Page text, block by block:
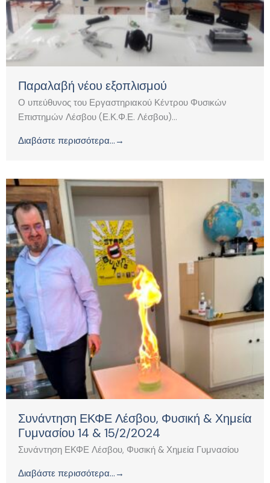
Παραλαβή νέου εξοπλισμού
Ο υπεύθυνος του Εργαστηριακού Κέντρου Φυσικών
Επιστημών Λέσβου (Ε.Κ.Φ.Ε. Λέσβου)...
Διαβάστε περισσότερα...→
Συνάντηση ΕΚΦΕ Λέσβου, Φυσική & Χημεία
Γυμνασίου 14 & 15/2/2024
Συνάντηση ΕΚΦΕ Λέσβου, Φυσική & Χημεία Γυμνασίου
Διαβάστε περισσότερα...→